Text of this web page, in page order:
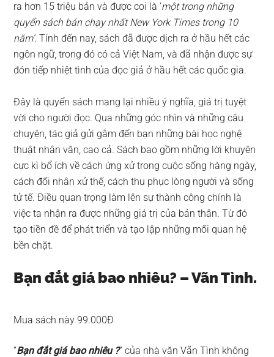
ra hơn 15 triệu bản và được coi là ‘một trong những
quyển sách bán chạy nhất New York Times trong 10
năm’. Tính đến nay, sách đã được dịch ra ở hầu hết các
ngôn ngữ, trong đó có cả Việt Nam, và đã nhận được sự
đón tiếp nhiệt tình của đọc giả ở hầu hết các quốc gia.
Đây là quyển sách mang lại nhiều ý nghĩa, giá trị tuyệt
vời cho người đọc. Qua những góc nhìn và những câu
chuyện, tác giả gửi gắm đến bạn những bài học nghệ
thuật nhân văn, cao cả. Sách bao gồm những lời khuyên
cực kì bổ ích về cách ứng xử trong cuộc sống hàng ngày,
cách đối nhân xử thế, cách thu phục lòng người và sống
tử tế. Điều quan trọng làm lên sự thành công chính là
việc ta nhận ra được những giá trị của bản thân. Từ đó
tạo tiền đề để phát triển và tạo lập những mối quan hệ
bền chặt.
Bạn đắt giá bao nhiêu? – Vãn Tình.
Mua sách này 99.000Đ
“Bạn đắt giá bao nhiêu ?” của nhà văn Vãn Tình không